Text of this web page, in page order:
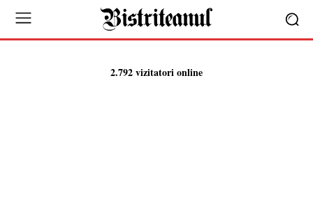
2.792 vizitatori online